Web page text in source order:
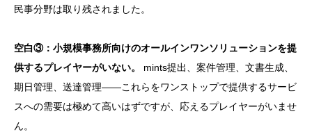
民事分野は取り残されました。
空白③：小規模事務所向けのオールインワンソリューションを提
供するプレイヤーがいない。
mints提出、案件管理、文書生成、
期日管理、送達管理——これらをワンストップで提供するサービ
スへの需要は極めて高いはずですが、応えるプレイヤーがいませ
ん。